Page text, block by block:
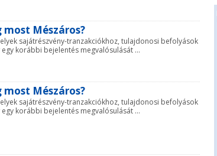
Mészáros?
sajátrészvény-tranzakciókhoz, tulajdonosi befolyások
korábbi bejelentés megvalósulását ...
Mészáros?
sajátrészvény-tranzakciókhoz, tulajdonosi befolyások
korábbi bejelentés megvalósulását ...